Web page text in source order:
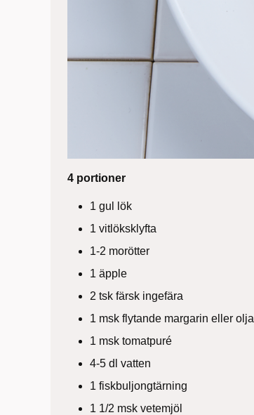
4 portioner
1 gul lök
1 vitlöksklyfta
1-2 morötter
1 äpple
2 tsk färsk ingefära
1 msk flytande margarin eller olja
1 msk tomatpuré
4-5 dl vatten
1 fiskbuljongtärning
1 1/2 msk vetemjöl